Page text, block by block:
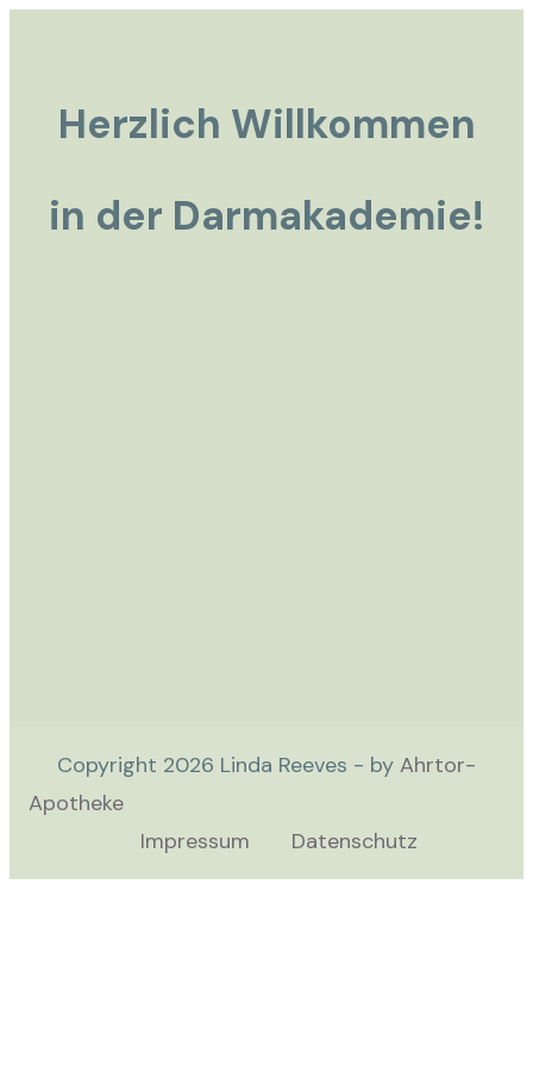
Herzlich Willkommen
in der Darmakademie!
Copyright 2026 Linda Reeves - by Ahrtor-
Apotheke
Impressum
Datenschutz